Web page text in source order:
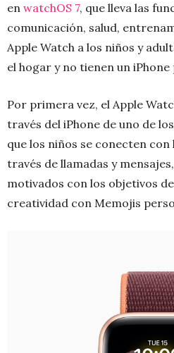
en watchOS 7, que lleva las
comunicación, salud,
Apple Watch a los niños y
el hogar y no tienen un
Por primera vez, el Apple
través del iPhone de uno de
que los niños se conecten con
través de llamadas y
motivados con los objetivos
creatividad con Memojis